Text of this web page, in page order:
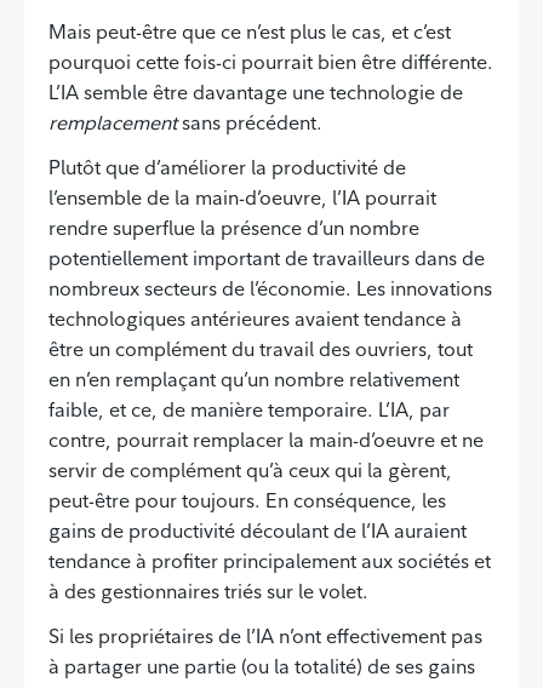
Mais peut-être que ce n’est plus le cas, et c’est
pourquoi cette fois-ci pourrait bien être différente.
L’IA semble être davantage une technologie de
remplacementsans précédent.
Plutôt que d’améliorer la productivité de
l’ensemble de la main-d’oeuvre, l’IA pourrait
rendre superflue la présence d’un nombre
potentiellement important de travailleurs dans de
nombreux secteurs de l’économie. Les innovations
technologiques antérieures avaient tendance à
être un complément du travail des ouvriers, tout
en n’en remplaçant qu’un nombre relativement
faible, et ce, de manière temporaire. L’IA, par
contre, pourrait remplacer la main-d’oeuvre et ne
servir de complément qu’à ceux qui la gèrent,
peut-être pour toujours. En conséquence, les
gains de productivité découlant de l’IA auraient
tendance à profiter principalement aux sociétés et
à des gestionnaires triés sur le volet.
Si les propriétaires de l’IA n’ont effectivement pas
à partager une partie (ou la totalité) de ses gains